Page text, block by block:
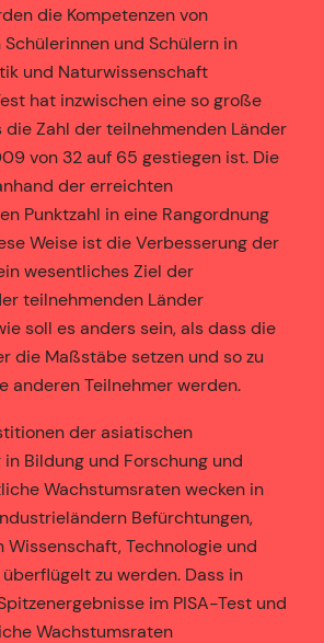
die Kompetenzen von
und Schülern in
und Naturwissenschaft
hat inzwischen eine so große
die Zahl der teilnehmenden Länder
von 32 auf 65 gestiegen ist. Die
der erreichten
Punktzahl in eine Rangordnung
Weise ist die Verbesserung der
wesentliches Ziel der
teilnehmenden Länder
soll es anders sein, als dass die
die Maßstäbe setzen und so zu
anderen Teilnehmer werden.
der asiatischen
Bildung und Forschung und
Wachstumsraten wecken in
Befürchtungen,
Wissenschaft, Technologie und
zu werden. Dass in
im PISA-Test und
Wachstumsraten